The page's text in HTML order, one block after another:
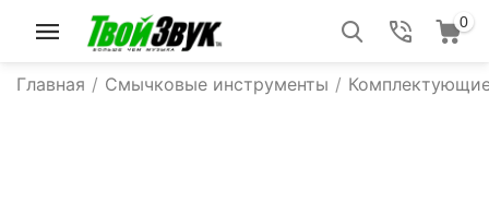
0
Главная / Смычковые инструменты /